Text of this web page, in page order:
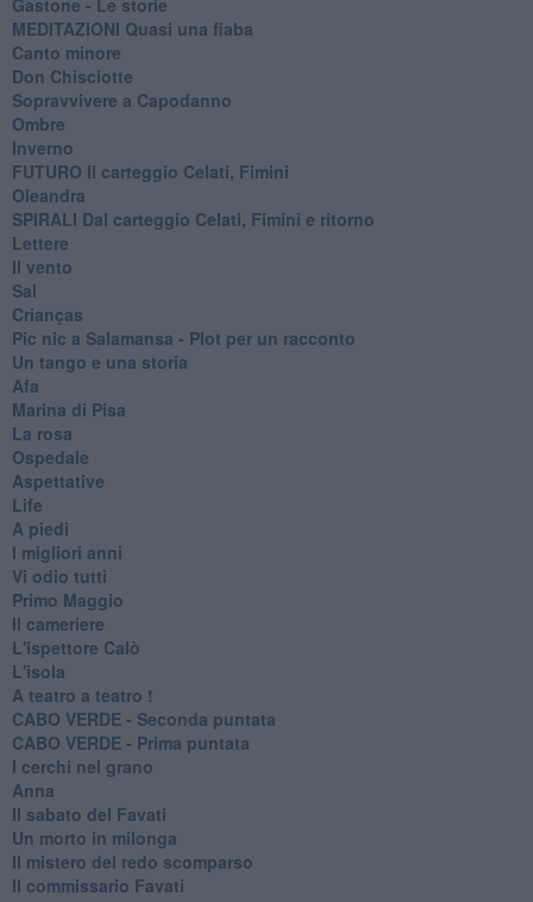
MEDITAZIONI Quasi una fiaba
Canto minore
Don Chisciotte
Sopravvivere a Capodanno
Ombre
Inverno
FUTURO Il carteggio Celati, Fimini
Oleandra
SPIRALI Dal carteggio Celati, Fimini e ritorno
Lettere
Il vento
Sal
Crianças
Pic nic a Salamansa - Plot per un racconto
Un tango e una storia
Afa
Marina di Pisa
La rosa
Ospedale
Aspettative
Life
A piedi
I migliori anni
Vi odio tutti
Primo Maggio
Il cameriere
L'ispettore Calò
L'isola
A teatro a teatro !
CABO VERDE - Seconda puntata
CABO VERDE - Prima puntata
I cerchi nel grano
Anna
Il sabato del Favati
Un morto in milonga
Il mistero del redo scomparso
Il commissario Favati